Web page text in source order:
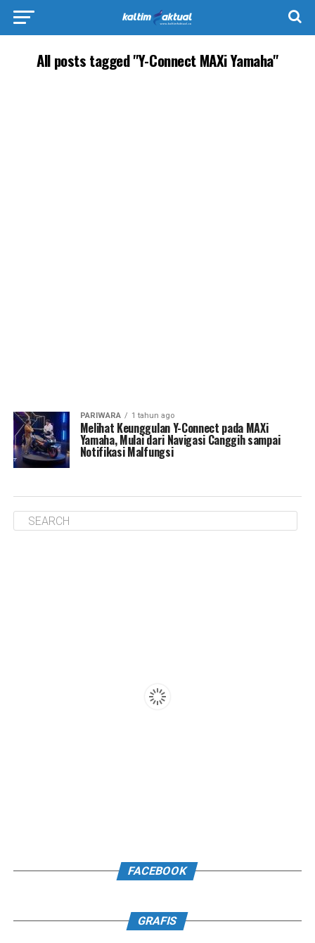
All posts tagged "Y-Connect MAXi Yamaha"
PARIWARA 1 tahun ago
Melihat Keunggulan Y-Connect pada MAXi
Yamaha, Mulai dari Navigasi Canggih sampai
Notifikasi Malfungsi
FACEBOOK
GRAFIS